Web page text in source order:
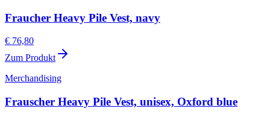
Fraucher Heavy Pile Vest, navy
€ 76,80
Zum Produkt
Merchandising
Frauscher Heavy Pile Vest, unisex, Oxford blue